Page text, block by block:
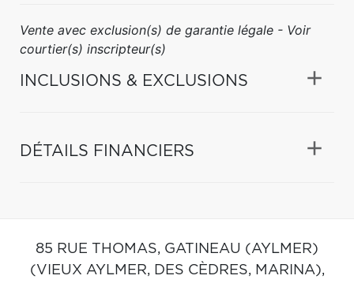
Vente avec exclusion(s) de garantie légale - Voir
courtier(s) inscripteur(s)
INCLUSIONS & EXCLUSIONS
DÉTAILS FINANCIERS
85 RUE THOMAS, GATINEAU (AYLMER)
(VIEUX AYLMER, DES CÈDRES, MARINA),